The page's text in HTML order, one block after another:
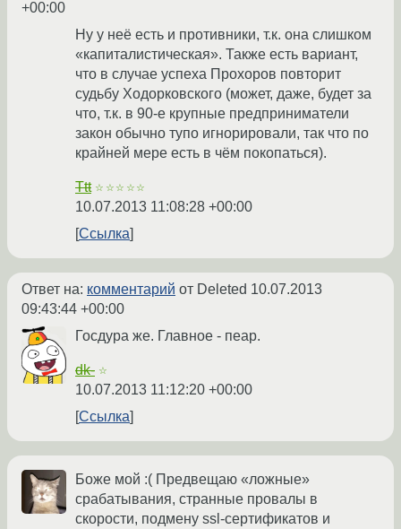
+00:00
Ну у неё есть и противники, т.к. она слишком
«капиталистическая». Также есть вариант,
что в случае успеха Прохоров повторит
судьбу Ходорковского (может, даже, будет за
что, т.к. в 90-е крупные предприниматели
закон обычно тупо игнорировали, так что по
крайней мере есть в чём покопаться).
Ttt ☆☆☆☆☆
10.07.2013 11:08:28 +00:00
Ссылка
Ответ на: комментарий от Deleted 10.07.2013
09:43:44 +00:00
Госдура же. Главное - пеар.
dk- ☆
10.07.2013 11:12:20 +00:00
Ссылка
Боже мой :( Предвещаю «ложные»
срабатывания, странные провалы в
скорости, подмену ssl-сертификатов и